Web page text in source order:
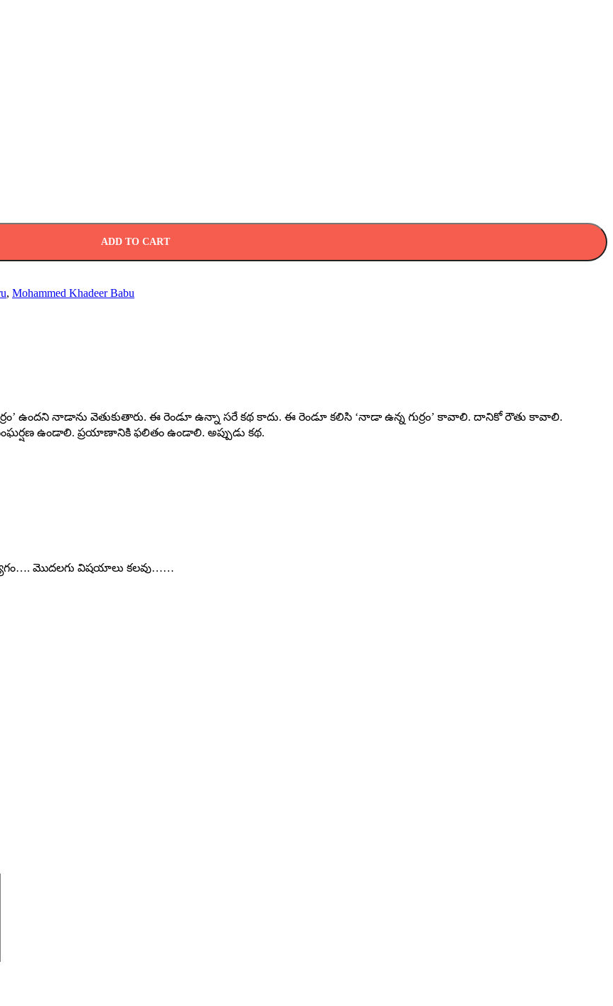
ADD TO CART
, Mohammed Khadeer Babu
ఉందని నాడాను వెతుకుతారు. ఈ రెండూ ఉన్నా సరే కథ కాదు. ఈ రెండూ కలిసి ‘నాడా ఉన్న గుర్రం’ కావాలి. దానికో రౌతు కావాలి.
ఉండాలి. ప్రయాణానికి ఫలితం ఉండాలి. అప్పుడు కథ.
మొదలగు విషయాలు కలవు……